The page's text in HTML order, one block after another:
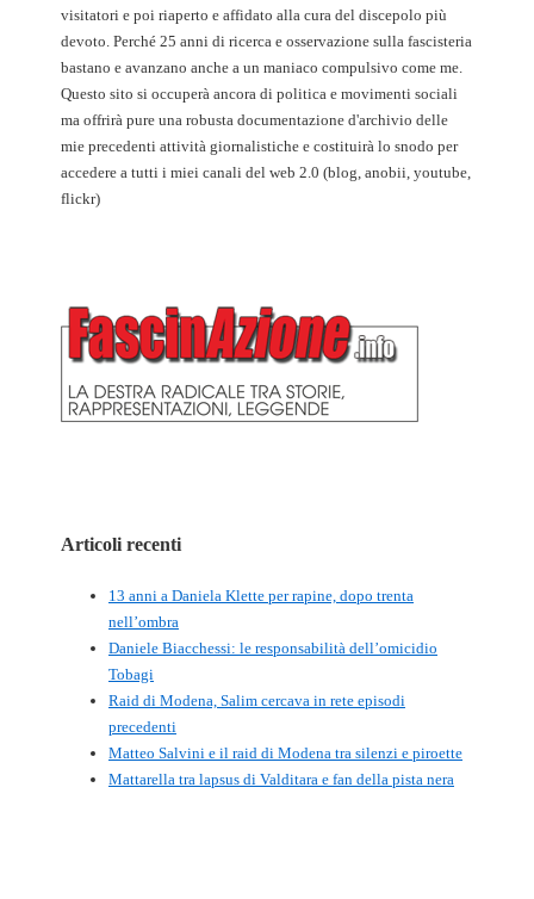
visitatori e poi riaperto e affidato alla cura del discepolo più
devoto. Perché 25 anni di ricerca e osservazione sulla fascisteria
bastano e avanzano anche a un maniaco compulsivo come me.
Questo sito si occuperà ancora di politica e movimenti sociali
ma offrirà pure una robusta documentazione d'archivio delle
mie precedenti attività giornalistiche e costituirà lo snodo per
accedere a tutti i miei canali del web 2.0 (blog, anobii, youtube,
flickr)
Articoli recenti
13 anni a Daniela Klette per rapine, dopo trenta
nell’ombra
Daniele Biacchessi: le responsabilità dell’omicidio
Tobagi
Raid di Modena, Salim cercava in rete episodi
precedenti
Matteo Salvini e il raid di Modena tra silenzi e piroette
Mattarella tra lapsus di Valditara e fan della pista nera